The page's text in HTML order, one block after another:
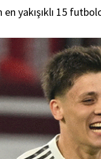
en yakışıklı 15